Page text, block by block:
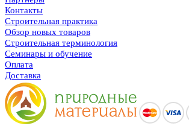
Контакты
Строительная практика
Обзор новых товаров
Строительная терминология
Семинары и обучение
Оплата
Доставка